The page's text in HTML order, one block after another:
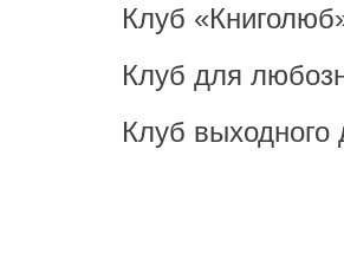
Клуб
Клуб для
Клуб